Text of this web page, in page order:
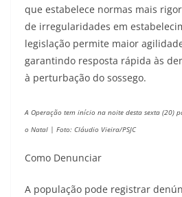
que estabelece normas mais
de irregularidades em
legislação permite maior
garantindo resposta rápida às
à perturbação do sossego.
A Operação tem início na noite desta sexta (20)
o Natal | Foto: Cláudio Vieira/PSJC
Como Denunciar
A população pode registrar